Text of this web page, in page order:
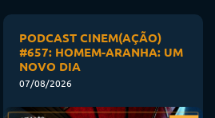
PODCAST CINEM(AÇÃO)
#657: HOMEM-ARANHA: UM
NOVO DIA
07/08/2026